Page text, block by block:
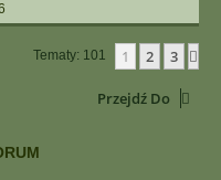
Tematy: 101 1 2 3
Przejdź Do